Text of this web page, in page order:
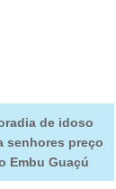
de idoso
senhores preço
Embu Guaçú